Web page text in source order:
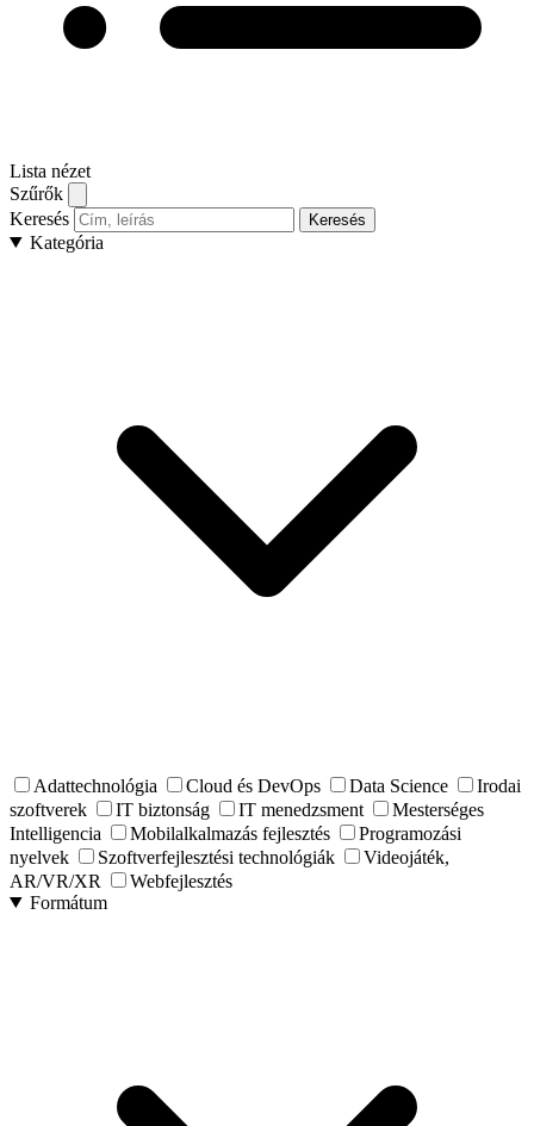
Lista nézet
Szűrők
Keresés
Keresés
Kategória
Adattechnológia Cloud és DevOps Data Science
Irodai
szoftverek
IT biztonság IT menedzsment
Mesterséges
Intelligencia
Mobilalkalmazás fejlesztés
Programozási
nyelvek
Szoftverfejlesztési technológiák
Videojáték,
AR/VR/XR
Webfejlesztés
Formátum